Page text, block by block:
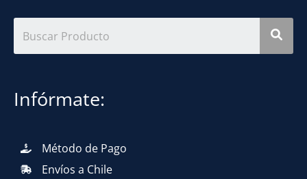
Infórmate:
Método de Pago
Envíos a Chile